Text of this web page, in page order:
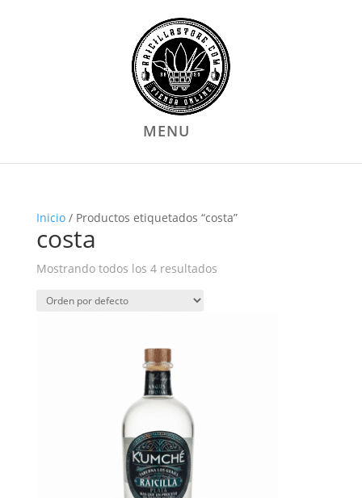
MENU
Inicio/ Productos etiquetados “costa”
costa
Mostrando todos los 4 resultados